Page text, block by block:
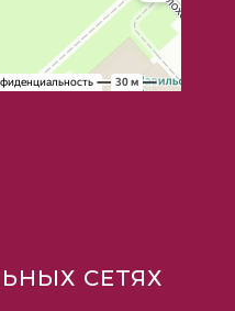
СЕТЯХ